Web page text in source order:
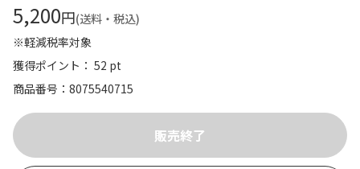
5,200円(送料・税込)
※軽減税率対象
獲得ポイント： 52 pt
商品番号
8075540715